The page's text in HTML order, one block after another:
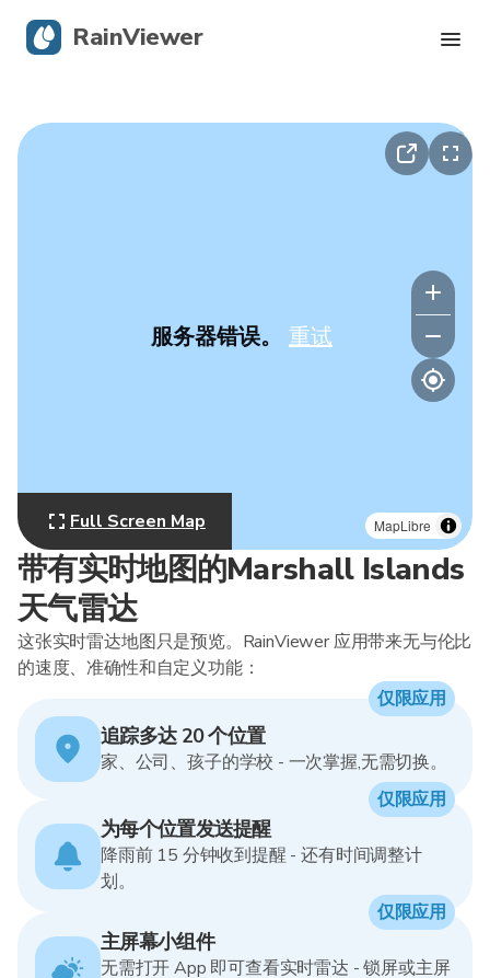
带有实时地图的Marshall Islands
天气雷达
这张实时雷达地图只是预览。RainViewer 应用带来无与伦比
的速度、准确性和自定义功能：
追踪多达 20 个位置
家、公司、孩子的学校 - 一次掌握,无需切换。
仅限应用
为每个位置发送提醒
降雨前 15 分钟收到提醒 - 还有时间调整计
划。
仅限应用
主屏幕小组件
无需打开 App 即可查看实时雷达 - 锁屏或主屏
仅限应用
MapLibre
服务器错误。 重试
Full Screen Map
RainViewer